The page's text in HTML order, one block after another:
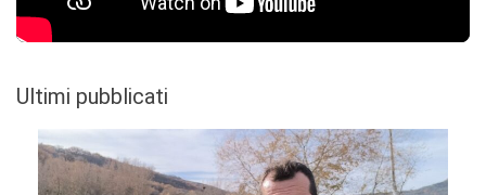
Ultimi pubblicati